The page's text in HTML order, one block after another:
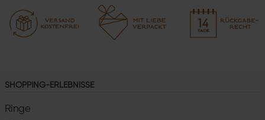
SHOPPING-ERLEBNISSE
Ringe